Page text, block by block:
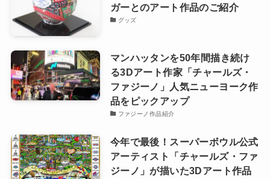
ガーとのアート作品のご紹介
グッズ
マンハッタンを50年間描き続け
る3Dアート作家「チャールズ・
ファジーノ」人気ニューヨーク作
品をピックアップ
ファジーノ作品紹介
今年で最後！スーパーボウル公式
アーティスト「チャールズ・ファ
ジーノ」が描いた3Dアート作品